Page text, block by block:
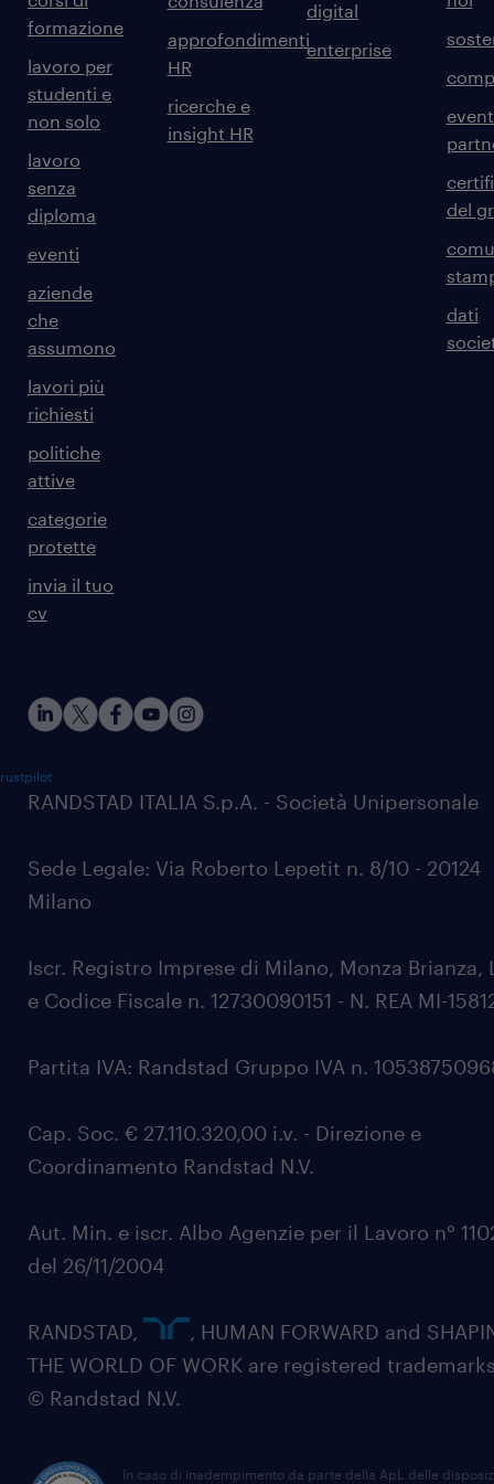
formazione
lavoro per
studenti e
non solo
lavoro
senza
diploma
eventi
aziende
che
assumono
lavori più
richiesti
politiche
attive
categorie
protette
invia il tuo
cv
approfondimenti
HR
ricerche e
insight HR
digital
enterprise
del
dati
RANDSTAD ITALIA S.p.A. - Società Unipersonale
Sede Legale: Via Roberto Lepetit n. 8/10 - 20124
Milano
Iscr. Registro Imprese di Milano, Monza Brianza,
e Codice Fiscale n. 12730090151 - N. REA MI-
Partita IVA: Randstad Gruppo IVA n.
Cap. Soc. € 27.110.320,00 i.v. - Direzione e
Coordinamento Randstad N.V.
Aut. Min. e iscr. Albo Agenzie per il Lavoro n°
del 26/11/2004
RANDSTAD,
, HUMAN FORWARD and
THE WORLD OF WORK are registered
© Randstad N.V.
In caso di inadempimento da parte della ApL delle